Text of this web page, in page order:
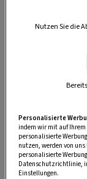
deshalb, ihre
Nutzen Sie die
Personalisierte
indem wir mit auf
personalisierte
nutzen, werden von
personalisierte
Datenschutzrichtlinie,
Einstellungen.